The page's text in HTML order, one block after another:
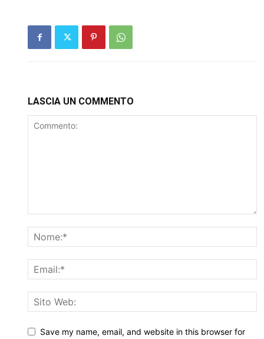
LASCIA UN COMMENTO
Save my name, email, and website in this browser for